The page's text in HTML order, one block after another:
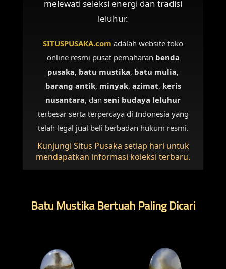
melewati seleksi energi dan tradisi
leluhur.
SITUSPUSAKA.com adalah website toko
online resmi pusat pemaharan benda
pusaka, batu mustika, batu mulia,
barang antik, minyak, azimat, keris
nusantara, dan seni budaya leluhur
terbesar serta terpercaya di Indonesia yang
telah legal jual beli berbadan hukum resmi.
Kunjungi Situs Pusaka setiap hari untuk
mendapatkan informasi koleksi terbaru.
Batu Mustika Bertuah Paling Dicari